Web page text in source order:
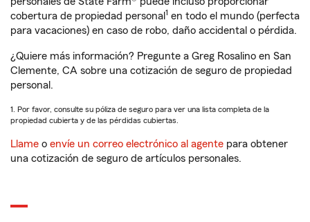
cobertura de propiedad personal 1 en todo el mundo (perfecta
para vacaciones) en caso de robo, daño accidental o pérdida.
¿Quiere más información? Pregunte a Greg Rosalino en San
Clemente, CA sobre una cotización de seguro de propiedad
personal.
1. Por favor, consulte su póliza de seguro para ver una lista completa de la
propiedad cubierta y de las pérdidas cubiertas.
Llame o envíe un correo electrónico al agente para obtener
una cotización de seguro de artículos personales.